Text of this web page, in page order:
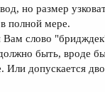
но размер
полной мере.
Вам слово
быть, вроде
Или допускается